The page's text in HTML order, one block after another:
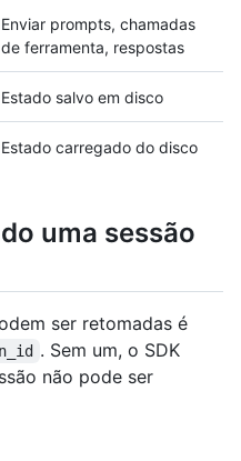
Enviar prompts, chamadas
de ferramenta, respostas
Estado salvo em disco
Estado carregado do disco
uma sessão
ser retomadas é
. Sem um, o SDK
não pode ser